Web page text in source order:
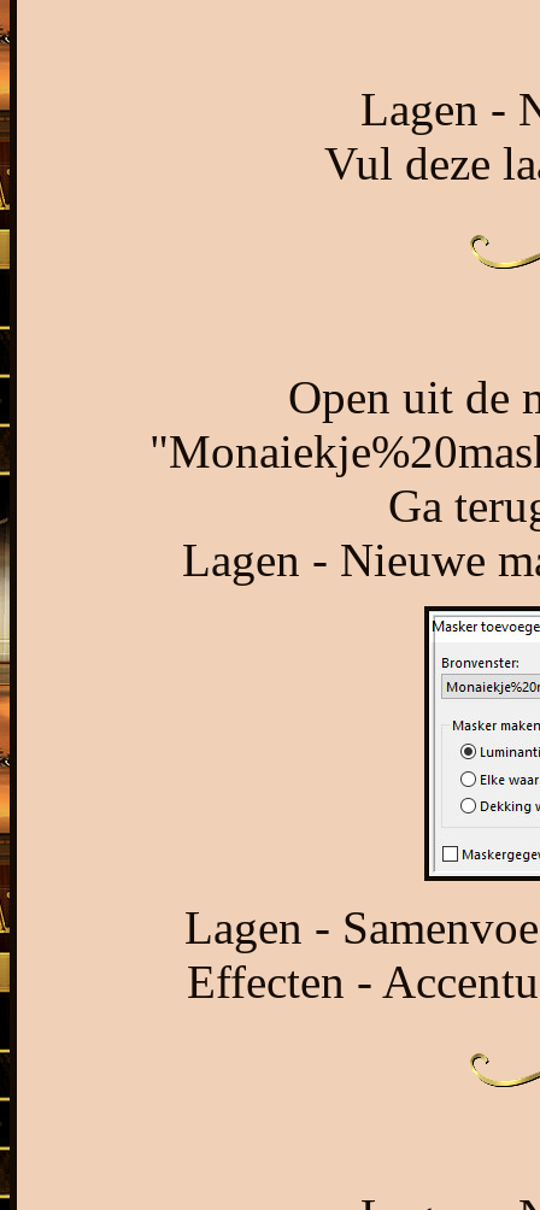
Lagen -
Vul deze
Open uit de
Ga
Lagen - Nieuwe
Lagen -
Effecten -